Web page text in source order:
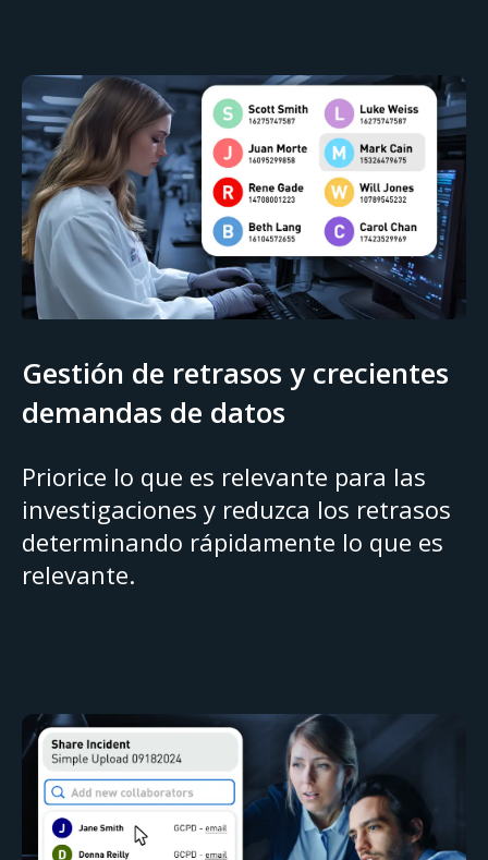
Gestión de retrasos y crecientes
demandas de datos
Priorice lo que es relevante para las
investigaciones y reduzca los retrasos
determinando rápidamente lo que es
relevante.